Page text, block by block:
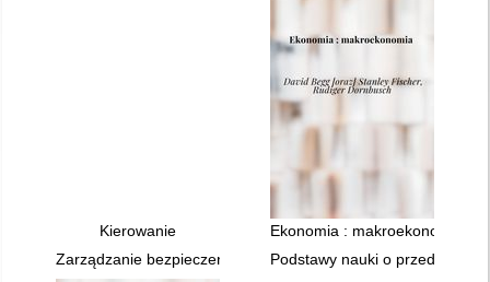
Kierowanie
Ekonomia : makroekonomia
Zarządzanie bezpieczeństwem i higieną pracy
Podstawy nauki o